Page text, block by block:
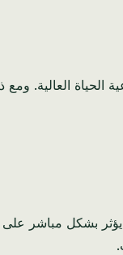
الحياة العالية.
يؤثر بشكل مباشر على